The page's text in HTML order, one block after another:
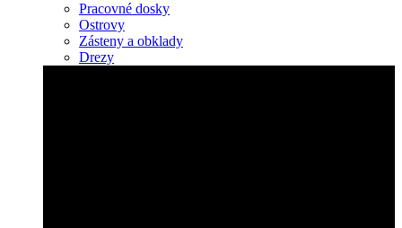
Pracovné dosky
Ostrovy
Zásteny a obklady
Drezy